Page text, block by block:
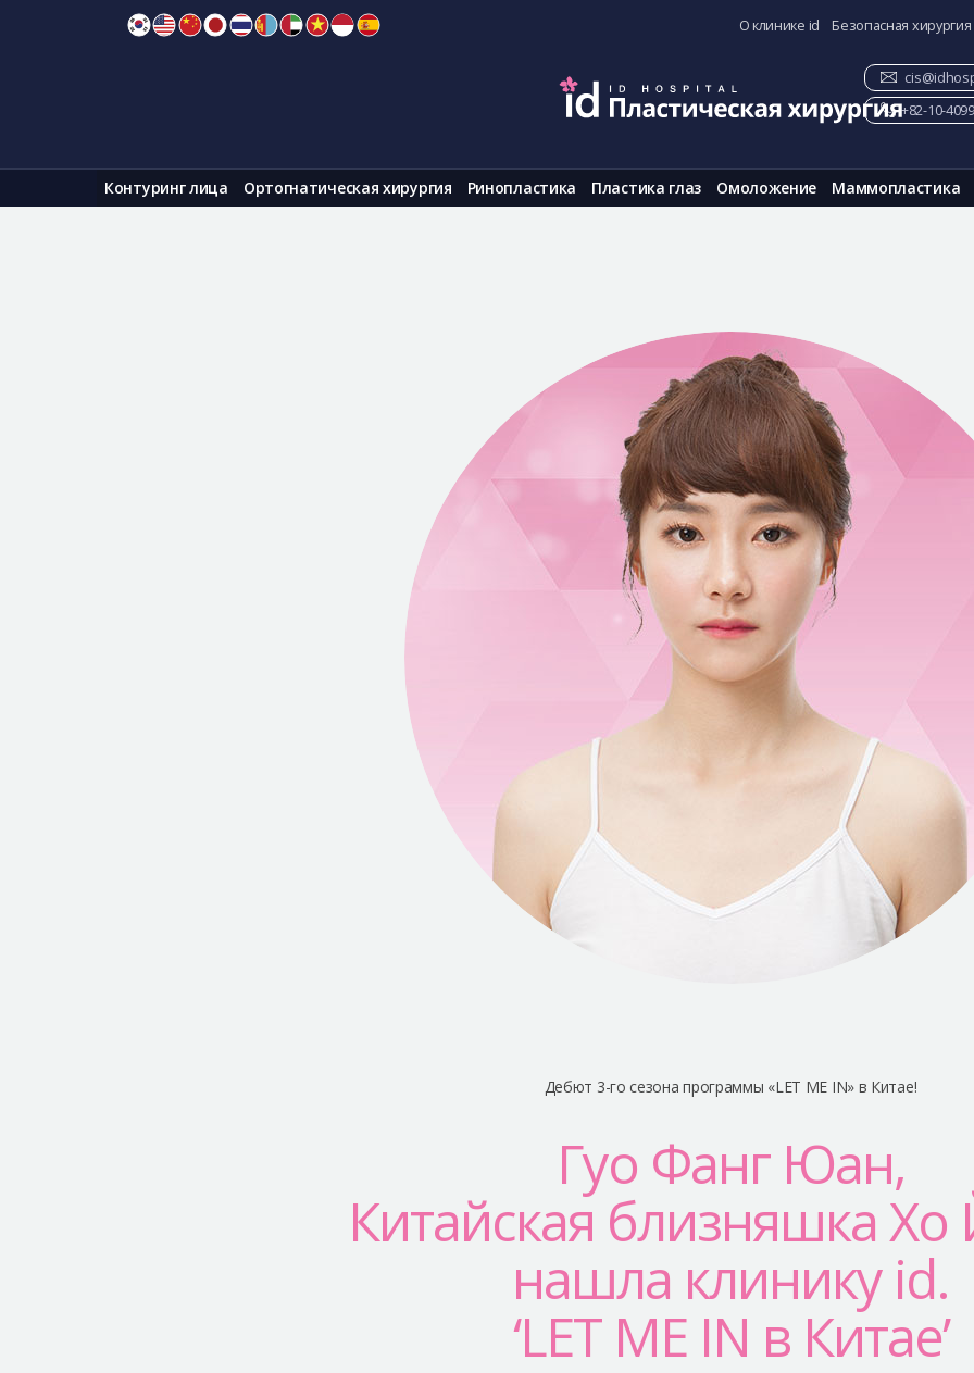
О клинике id Безопасная хирургия
Контуринг лица Ортогнатическая хирургия Ринопластика Пластика глаз Омоложение Маммопластика
+82-10-
Дебют 3-го сезона программы «LET ME IN» в Китае!
Гуо Фанг Юан,
Китайская близняшка
нашла клинику id.
‘LET ME IN в Китае’